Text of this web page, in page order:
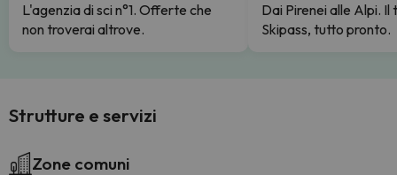
L'agenzia di sci n°1. Offerte che
non troverai altrove.
Dai Pirenei alle Alpi. Il
Skipass, tutto pronto.
Strutture e servizi
Zone comuni